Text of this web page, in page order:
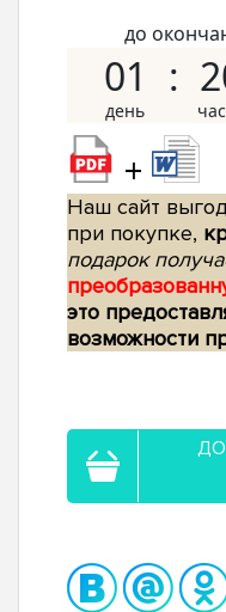
до
01
+
Наш сайт
при покупке,
подарок
это
возможности